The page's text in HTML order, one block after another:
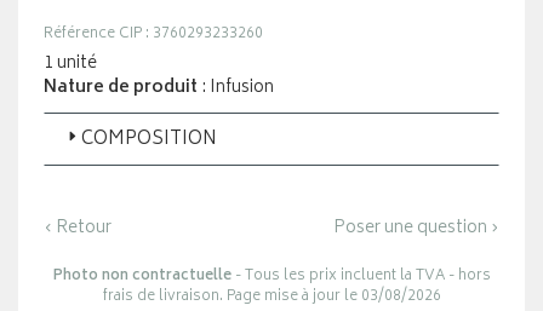
Référence CIP : 3760293233260
1 unité
Nature de produit : Infusion
COMPOSITION
‹ Retour Poser une question ›
Photo non contractuelle- Tous les prix incluent la TVA - hors
frais de livraison. Page mise à jour le 03/08/2026